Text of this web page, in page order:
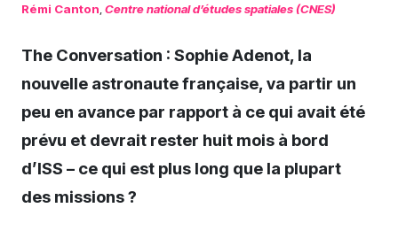
Rémi Canton Centre national d’études spatiales (CNES)
The Conversation : Sophie Adenot, la
nouvelle astronaute française, va partir un
peu en avance par rapport à ce qui avait été
prévu et devrait rester huit mois à bord
d’ISS – ce qui est plus long que la plupart
des missions ?